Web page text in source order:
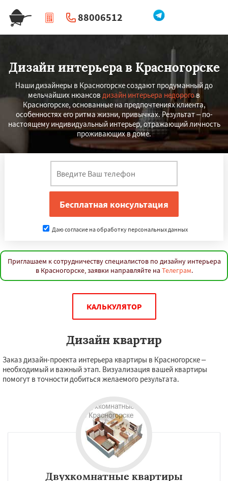
88006512
| Перезвоните мне
Дизайн интерьера в Красногорске
Наши дизайнеры в Красногорске создают продуманный до
мельчайших нюансов дизайн интерьера недорогов
Красногорске, основанные на предпочтениях клиента,
особенностях его ритма жизни, привычках. Результат – по-
настоящему индивидуальный интерьер, отражающий личность
проживающих в доме.
Даю согласие на обработку персональных данных
Приглашаем к сотрудничеству специалистов по дизайну интерьера
в Красногорске, заявки направляйте на Телеграм.
КАЛЬКУЛЯТОР
Дизайн квартир
Заказ дизайн-проекта интерьера квартиры в Красногорске –
необходимый и важный этап. Визуализация вашей квартиры
помогут в точности добиться желаемого результата.
Двухкомнатные квартиры